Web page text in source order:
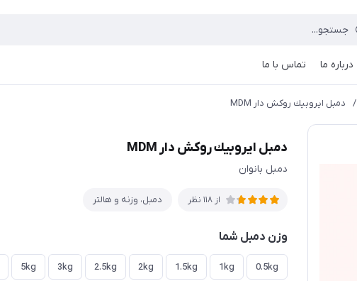
درباره ما تماس با ما
/ دمبل ايروبيك روكش دار MDM
دمبل ايروبيك روكش دار MDM
دمبل بانوان
از 118 نظر دمبل، وزنه و هالتر
وزن دمبل شما
0.5kg
1kg
1.5kg
2kg
2.5kg
3kg
5kg